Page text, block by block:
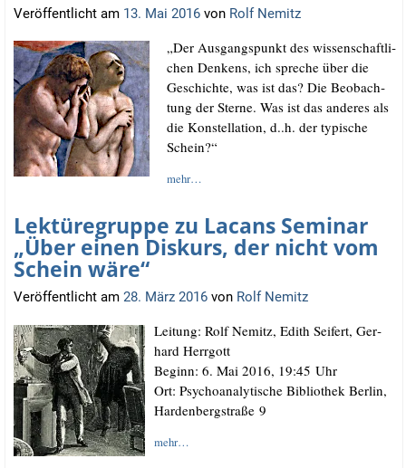
Veröffentlicht am 13. Mai 2016 von Rolf Nemitz
„Der Aus­gangs­punkt des wis­sen­schaft­li­
chen Den­kens, ich spre­che über die
Geschich­te, was ist das? Die Beob­ach­
tung der Ster­ne. Was ist das ande­res als
die Kon­stel­la­ti­on, d..h. der typi­sche
Schein?“
mehr…
Lektüregruppe zu Lacans Seminar
„Über einen Diskurs, der nicht vom
Schein wäre“
Veröffentlicht am 28. März 2016 von Rolf Nemitz
Lei­tung: Rolf Nemitz, Edith Sei­fert, Ger­
hard Herrgott
Beginn: 6. Mai 2016, 19:45 Uhr
Ort: Psy­cho­ana­ly­ti­sche Biblio­thek Ber­lin,
Har­den­berg­stra­ße 9
mehr…